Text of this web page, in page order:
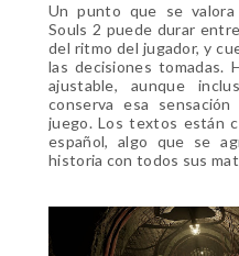
Un punto que se
Souls 2 puede durar
del ritmo del jugador, y
las decisiones tomadas.
ajustable, aunque
conserva esa
juego. Los textos están
español, algo que se
historia con todos sus